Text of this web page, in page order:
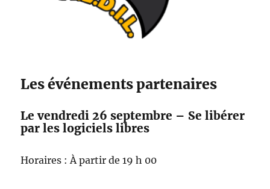
Les événements partenaires
Le vendredi 26 septembre – Se libérer
par les logiciels libres
Horaires : À partir de 19 h 00